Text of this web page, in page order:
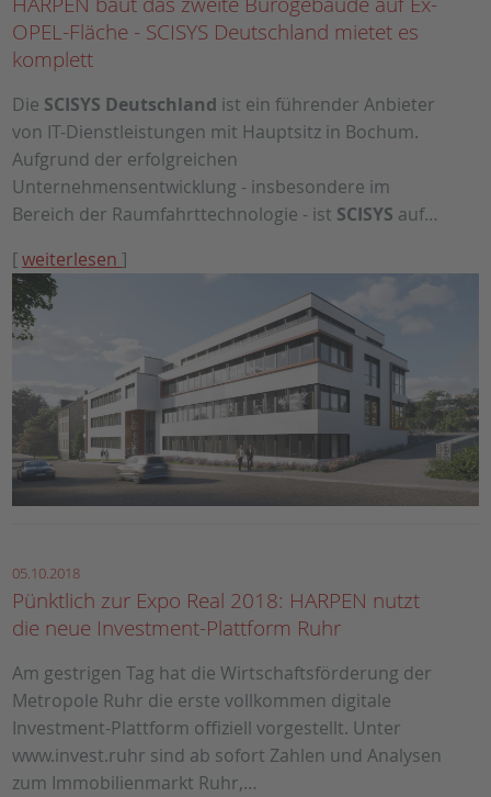
OPEL-Fläche - SCISYS Deutschland mietet es
komplett
Die SCISYS Deutschland ist ein führender Anbieter
von IT-Dienstleistungen mit Hauptsitz in Bochum.
Aufgrund der erfolgreichen
Unternehmensentwicklung - insbesondere im
Bereich der Raumfahrttechnologie - ist SCISYS auf…
[weiterlesen]
05.10.2018
Pünktlich zur Expo Real 2018: HARPEN nutzt
die neue Investment-Plattform Ruhr
Am gestrigen Tag hat die Wirtschaftsförderung der
Metropole Ruhr die erste vollkommen digitale
Investment-Plattform offiziell vorgestellt. Unter
www.invest.ruhr sind ab sofort Zahlen und Analysen
zum Immobilienmarkt Ruhr,…